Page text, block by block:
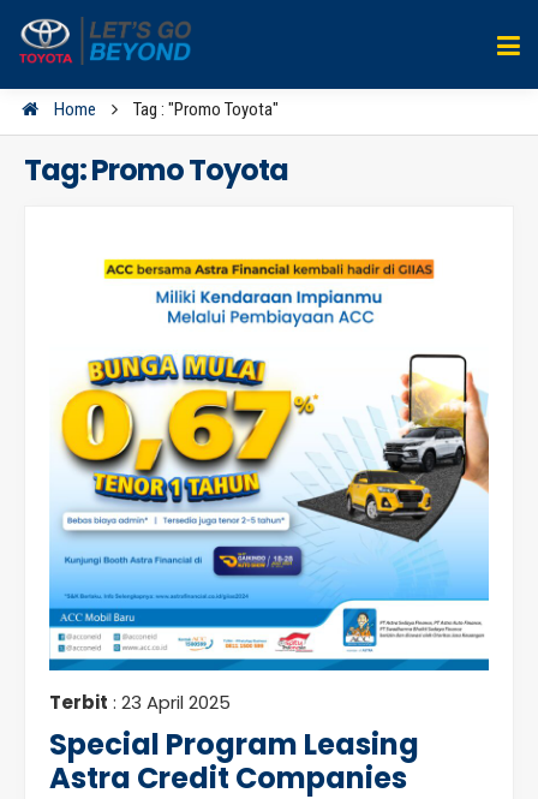
Home Tag : "Promo Toyota"
Tag:Promo Toyota
Terbit : 23 April 2025
Special Program Leasing
Astra Credit Companies